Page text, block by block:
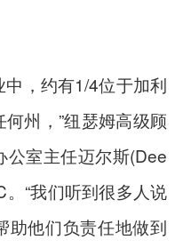
中，约有1/4位于加利
州，”纽瑟姆高级顾
公室主任迈尔斯(Dee
“我们听到很多人说
助他们负责任地做到